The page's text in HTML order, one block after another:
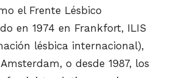
el Frente Lésbico
en 1974 en Frankfort, ILIS
lésbica internacional),
o desde 1987, los